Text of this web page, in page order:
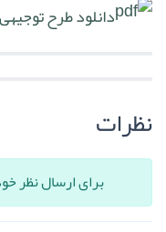
دانلود طرح
نظرات
برای ارسال نظر